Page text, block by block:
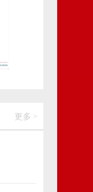
更多 >